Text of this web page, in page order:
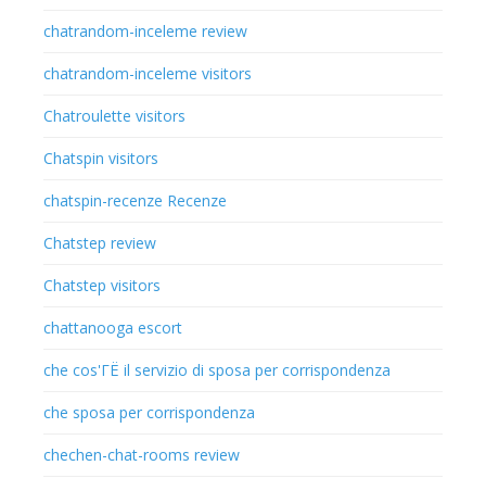
chatrandom-inceleme review
chatrandom-inceleme visitors
Chatroulette visitors
Chatspin visitors
chatspin-recenze Recenze
Chatstep review
Chatstep visitors
chattanooga escort
che cos'ГЁ il servizio di sposa per corrispondenza
che sposa per corrispondenza
chechen-chat-rooms review